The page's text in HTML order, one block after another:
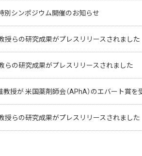
別シンポジウム開催のお知らせ
授らの研究成果がプレスリリースされました
らの研究成果がプレスリリースされました
授が 米国薬剤師会（APhA）のエバート賞を
授らの研究成果がプレスリリースされました